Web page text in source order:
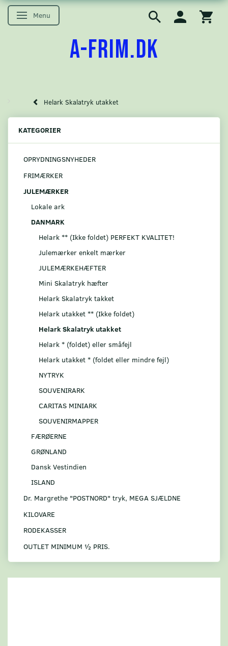
Skifte navigation
Menu
A-FRIM.DK
Helark Skalatryk utakket
KATEGORIER
OPRYDNINGSNYHEDER
FRIMÆRKER
JULEMÆRKER
Lokale ark
DANMARK
Helark ** (Ikke foldet) PERFEKT KVALITET!
Julemærker enkelt mærker
JULEMÆRKEHÆFTER
Mini Skalatryk hæfter
Helark Skalatryk takket
Helark utakket ** (Ikke foldet)
Helark Skalatryk utakket
Helark * (foldet) eller småfejl
Helark utakket * (foldet eller mindre fejl)
NYTRYK
SOUVENIRARK
CARITAS MINIARK
SOUVENIRMAPPER
FÆRØERNE
GRØNLAND
Dansk Vestindien
ISLAND
Dr. Margrethe "POSTNORD" tryk, MEGA SJÆLDNE
KILOVARE
RODEKASSER
OUTLET MINIMUM ½ PRIS.